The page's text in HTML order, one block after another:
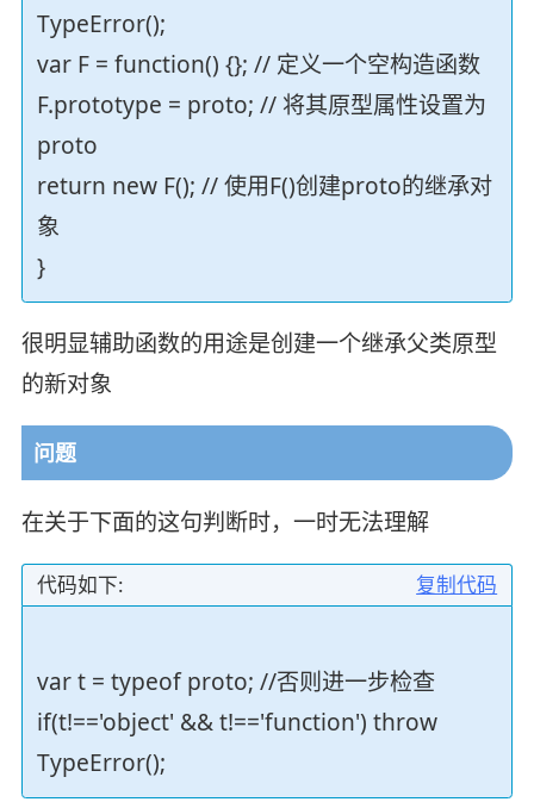
TypeError();
var F = function() {}; // 定义一个空构造函数
F.prototype = proto; // 将其原型属性设置为
proto
return new F(); // 使用F()创建proto的继承对
象
}
很明显辅助函数的用途是创建一个继承父类原型
的新对象
问题
在关于下面的这句判断时，一时无法理解
复制代码
代码如下:
var t = typeof proto; //否则进一步检查
if(t!=='object' && t!=='function') throw
TypeError();